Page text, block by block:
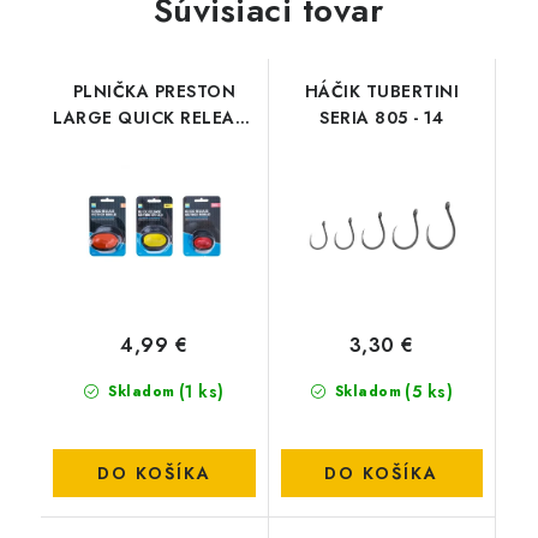
Súvisiaci tovar
PLNIČKA PRESTON
LARGE QUICK RELEASE
Skladom (1 ks)
4,99 €
DO KOŠÍKA
HÁČIK TUBERTINI
SERIA 805 - 14
Skladom (5 ks)
3,30 €
DO KOŠÍKA